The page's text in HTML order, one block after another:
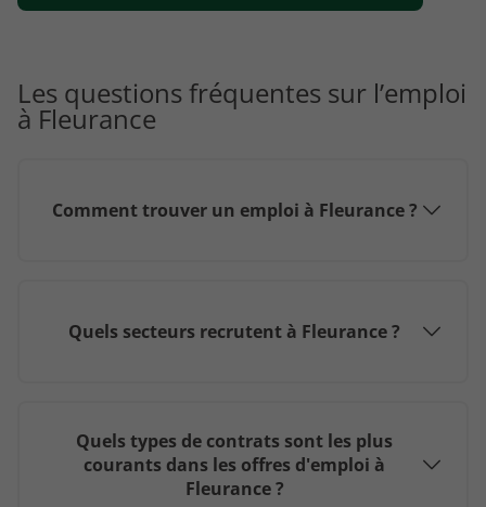
Les questions fréquentes sur l’emploi
à Fleurance
Comment trouver un emploi à Fleurance ?
Quels secteurs recrutent à Fleurance ?
Quels types de contrats sont les plus
courants dans les offres d'emploi à
Fleurance ?